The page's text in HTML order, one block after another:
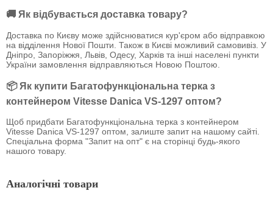
🚚 Як відбувається доставка товару?
Доставка по Києву може здійснюватися кур'єром або відправкою
на відділення Нової Пошти. Також в Києві можливий самовивіз. У
Дніпро, Запоріжжя, Львів, Одесу, Харків та інші населені пункти
України замовлення відправляються Новою Поштою.
📦 Як купити Багатофункціональна терка з
контейнером Vitesse Danica VS-1297 оптом?
Щоб придбати Багатофункціональна терка з контейнером
Vitesse Danica VS-1297 оптом, залиште запит на нашому сайті.
Спеціальна форма "Запит на опт" є на сторінці будь-якого
нашого товару.
Аналогічні товари